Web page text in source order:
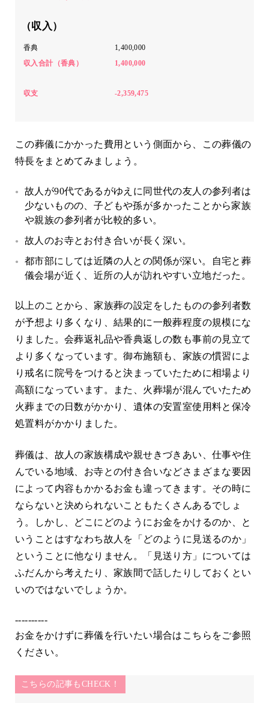
（収入）
香典
1,400,000
収入合計（香典）
1,400,000
収支 -2,359,475
この葬儀にかかった費用という側面から、この葬儀の
特長をまとめてみましょう。
故人が90代であるがゆえに同世代の友人の参列者は
少ないものの、子どもや孫が多かったことから家族
や親族の参列者が比較的多い。
故人のお寺とお付き合いが長く深い。
都市部にしては近隣の人との関係が深い。自宅と葬
儀会場が近く、近所の人が訪れやすい立地だった。
以上のことから、家族葬の設定をしたものの参列者数
が予想より多くなり、結果的に一般葬程度の規模にな
りました。会葬返礼品や香典返しの数も事前の見立て
より多くなっています。御布施額も、家族の慣習によ
り戒名に院号をつけると決まっていたために相場より
高額になっています。また、火葬場が混んでいたため
火葬までの日数がかかり、遺体の安置室使用料と保冷
処置料がかかりました。
葬儀は、故人の家族構成や親せきづきあい、仕事や住
んでいる地域、お寺との付き合いなどさまざまな要因
によって内容もかかるお金も違ってきます。その時に
ならないと決められないこともたくさんあるでしょ
う。しかし、どこにどのようにお金をかけるのか、と
いうことはすなわち故人を「どのように見送るのか」
ということに他なりません。「見送り方」については
ふだんから考えたり、家族間で話したりしておくとい
いのではないでしょうか。
----------
お金をかけずに葬儀を行いたい場合はこちらをご参照
ください。
こちらの記事もCHECK！